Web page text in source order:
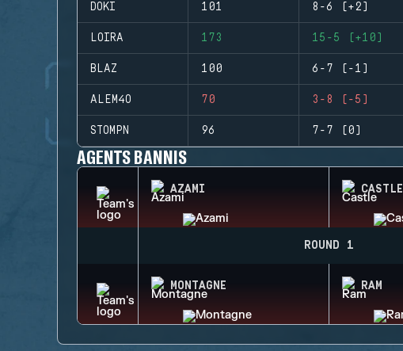
DOKI 101 8-6 (+2)
LOIRA 173 15-5 (+10)
BLAZ 100 6-7 (-1)
ALEM4O 70 3-8 (-5)
STOMPN 96 7-7 (0)
AGENTS BANNIS
AZAMI CASTLE
ROUND 1
MONTAGNE RAM